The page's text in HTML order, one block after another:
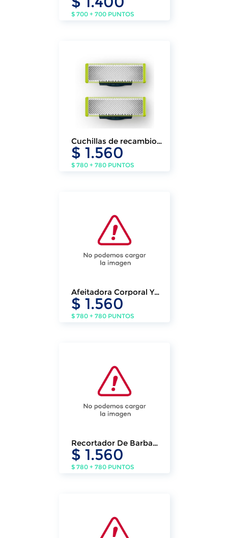
$ 700 + 700 PUNTOS
Cuchillas de recambio
OneBlade
$ 1.560
$ 780 + 780 PUNTOS
Afeitadora Corporal Y
Partes Intimas Klasse
Aptaducha
$ 1.560
$ 780 + 780 PUNTOS
Recortador De Barba
Klasse Inalambrico Con
20 Longitudes
$ 1.560
$ 780 + 780 PUNTOS